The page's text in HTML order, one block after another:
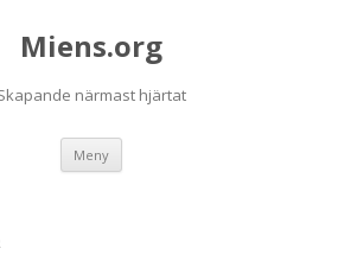
Miens.org
närmast hjärtat
Meny